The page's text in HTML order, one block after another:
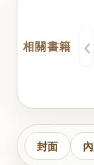
相關書籍 ‹
封面